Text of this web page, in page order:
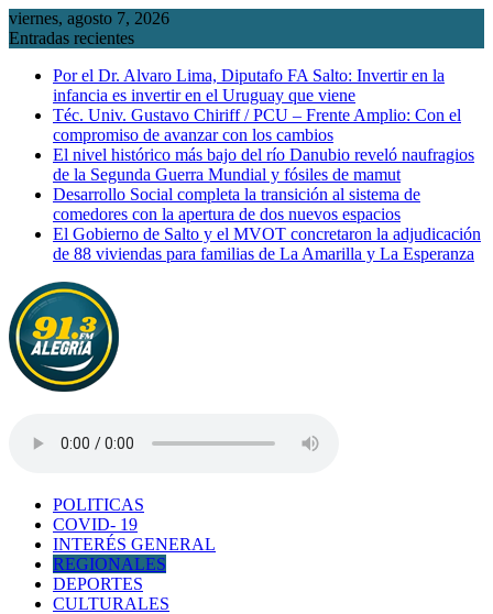
Saltar
al
viernes, agosto 7, 2026
Entradas recientes
Por el Dr. Alvaro Lima, Diputafo FA Salto: Invertir en la
infancia es invertir en el Uruguay que viene
Téc. Univ. Gustavo Chiriff / PCU – Frente Amplio: Con el
compromiso de avanzar con los cambios
El nivel histórico más bajo del río Danubio reveló naufragios
de la Segunda Guerra Mundial y fósiles de mamut
Desarrollo Social completa la transición al sistema de
comedores con la apertura de dos nuevos espacios
El Gobierno de Salto y el MVOT concretaron la adjudicación
de 88 viviendas para familias de La Amarilla y La Esperanza
POLITICAS
COVID- 19
INTERÉS GENERAL
REGIONALES
DEPORTES
CULTURALES